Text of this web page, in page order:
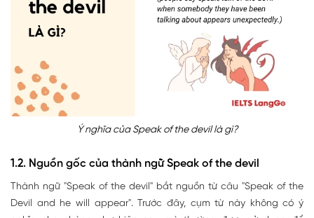
Ý nghĩa của Speak of the devil là gì?
1.2. Nguồn gốc của thành ngữ Speak of the devil
Thành ngữ "Speak of the devil" bắt nguồn từ câu "Speak of the
Devil and he will appear". Trước đây, cụm từ này không có ý